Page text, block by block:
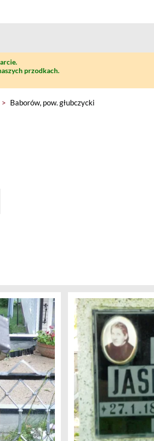
przodkach.
> Baborów, pow. głubczycki